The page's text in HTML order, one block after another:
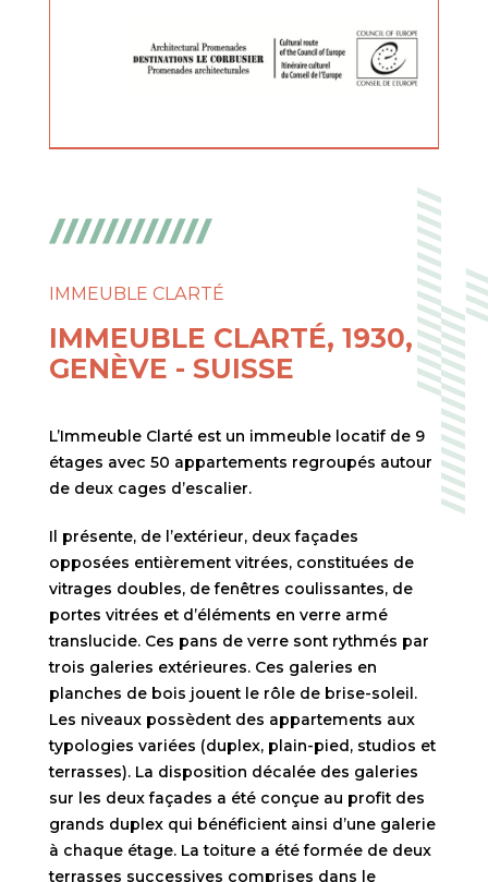
IMMEUBLE CLARTÉ, 1930,
GENÈVE - SUISSE
IMMEUBLE CLARTÉ
L’Immeuble Clarté est un immeuble locatif de 9
étages avec 50 appartements regroupés autour
de deux cages d’escalier.
Il présente, de l’extérieur, deux façades
opposées entièrement vitrées, constituées de
vitrages doubles, de fenêtres coulissantes, de
portes vitrées et d’éléments en verre armé
translucide. Ces pans de verre sont rythmés par
trois galeries extérieures. Ces galeries en
planches de bois jouent le rôle de brise-soleil.
Les niveaux possèdent des appartements aux
typologies variées (duplex, plain-pied, studios et
terrasses). La disposition décalée des galeries
sur les deux façades a été conçue au profit des
grands duplex qui bénéficient ainsi d’une galerie
à chaque étage. La toiture a été formée de deux
terrasses successives comprises dans le